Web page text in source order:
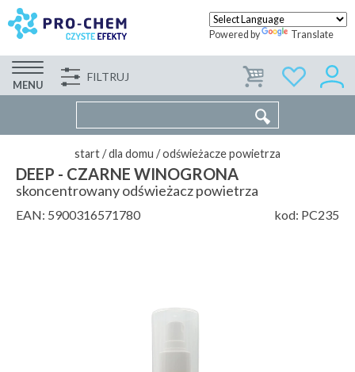
Powered by Translate
MENU
FILTRUJ WSPÓŁPRACA KONTAKT
start/dla domu /odświeżacze powietrza
DEEP - CZARNE WINOGRONA
skoncentrowany odświeżacz powietrza
EAN: 5900316571780 kod: PC235